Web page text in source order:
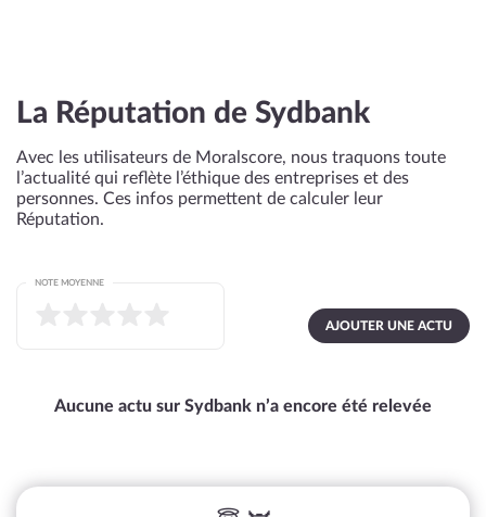
La Réputation de Sydbank
Avec les utilisateurs de Moralscore, nous traquons toute
l’actualité qui reflète l’éthique des entreprises et des
personnes. Ces infos permettent de calculer leur
Réputation.
AJOUTER UNE ACTU
NOTE MOYENNE
Aucune actu sur Sydbank n’a encore été relevée